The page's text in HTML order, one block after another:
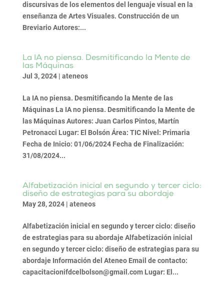
discursivas de los elementos del lenguaje visual en la
enseñanza de Artes Visuales. Construcción de un
Breviario Autores:...
La IA no piensa. Desmitificando la Mente de
las Máquinas
Jul 3, 2024| ateneos
La IA no piensa. Desmitificando la Mente de las
Máquinas La IA no piensa. Desmitificando la Mente de
las Máquinas Autores: Juan Carlos Pintos, Martín
Petronacci Lugar: El Bolsón Área: TIC Nivel: Primaria
Fecha de Inicio: 01/06/2024 Fecha de Finalización:
31/08/2024...
Alfabetización inicial en segundo y tercer ciclo:
diseño de estrategias para su abordaje
May 28, 2024| ateneos
Alfabetización inicial en segundo y tercer ciclo: diseño
de estrategias para su abordaje Alfabetización inicial
en segundo y tercer ciclo: diseño de estrategias para su
abordaje Información del Ateneo Email de contacto:
capacitacionifdcelbolson@gmail.com Lugar: El...